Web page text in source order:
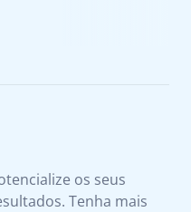
os seus
Tenha mais